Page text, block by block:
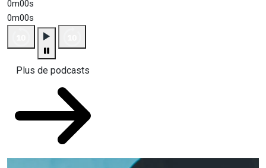
0m00s
0m00s
Plus de podcasts